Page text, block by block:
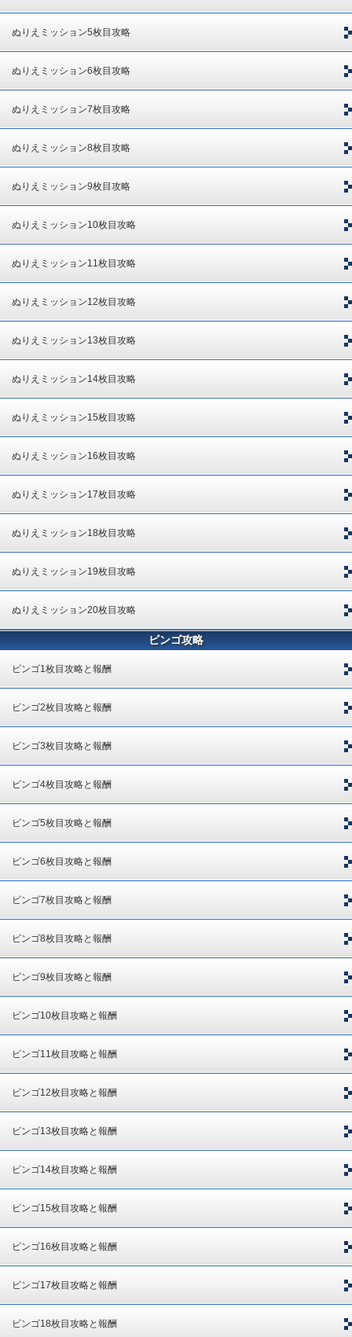
ぬりえミッション5枚目攻略
ぬりえミッション6枚目攻略
ぬりえミッション7枚目攻略
ぬりえミッション8枚目攻略
ぬりえミッション9枚目攻略
ぬりえミッション10枚目攻略
ぬりえミッション11枚目攻略
ぬりえミッション12枚目攻略
ぬりえミッション13枚目攻略
ぬりえミッション14枚目攻略
ぬりえミッション15枚目攻略
ぬりえミッション16枚目攻略
ぬりえミッション17枚目攻略
ぬりえミッション18枚目攻略
ぬりえミッション19枚目攻略
ぬりえミッション20枚目攻略
ビンゴ攻略
ビンゴ1枚目攻略と報酬
ビンゴ2枚目攻略と報酬
ビンゴ3枚目攻略と報酬
ビンゴ4枚目攻略と報酬
ビンゴ5枚目攻略と報酬
ビンゴ6枚目攻略と報酬
ビンゴ7枚目攻略と報酬
ビンゴ8枚目攻略と報酬
ビンゴ9枚目攻略と報酬
ビンゴ10枚目攻略と報酬
ビンゴ11枚目攻略と報酬
ビンゴ12枚目攻略と報酬
ビンゴ13枚目攻略と報酬
ビンゴ14枚目攻略と報酬
ビンゴ15枚目攻略と報酬
ビンゴ16枚目攻略と報酬
ビンゴ17枚目攻略と報酬
ビンゴ18枚目攻略と報酬